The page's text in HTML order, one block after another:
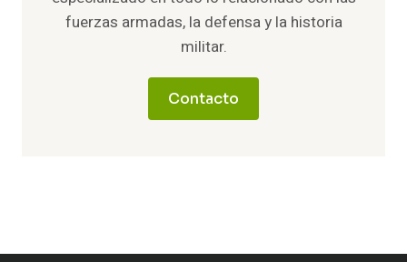
fuerzas armadas, la defensa y la historia
militar.
Contacto